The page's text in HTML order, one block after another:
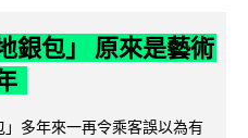
銀包」 原來是藝術
多年來一再令乘客誤以為有